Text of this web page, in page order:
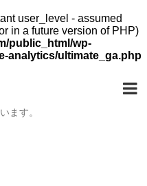
user_level - assumed
in a future version of PHP)
public_html/wp-
analytics/ultimate_ga.php
ます。